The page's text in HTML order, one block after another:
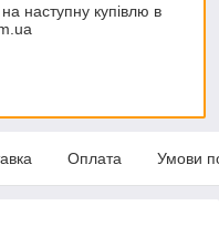
наступну купівлю в
Оплата Умови